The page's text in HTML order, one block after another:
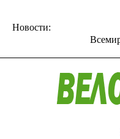
Новости: